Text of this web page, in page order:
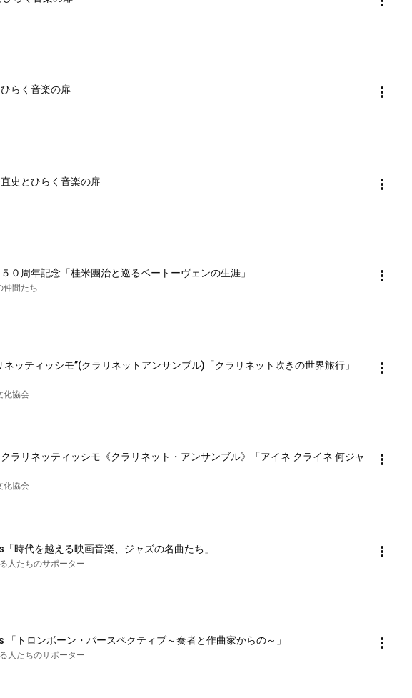
らく音楽の扉
史とひらく音楽の扉
０周年記念「桂米團治と巡るベートーヴェンの生涯」
仲間たち
ネッティッシモ”(クラリネットアンサンブル)「クラリネット吹きの世界旅行」
化協会
ラリネッティッシモ《クラリネット・アンサンブル》「アイネ クライネ 何ジャ
化協会
時代を越える映画音楽、ジャズの名曲たち」
人たちのサポーター
トロンボーン・パースペクティブ～奏者と作曲家からの～」
人たちのサポーター